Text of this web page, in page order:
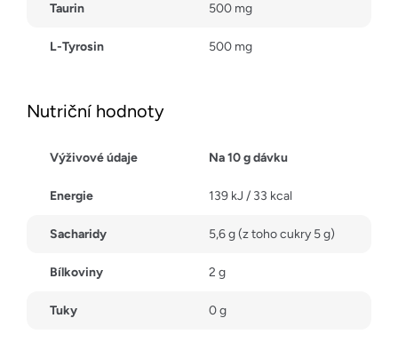
Taurin 500 mg
L-Tyrosin 500 mg
Nutriční hodnoty
Výživové údaje Na 10 g dávku
Energie 139 kJ / 33 kcal
Sacharidy 5,6 g (z toho cukry 5 g)
Bílkoviny 2 g
Tuky 0 g